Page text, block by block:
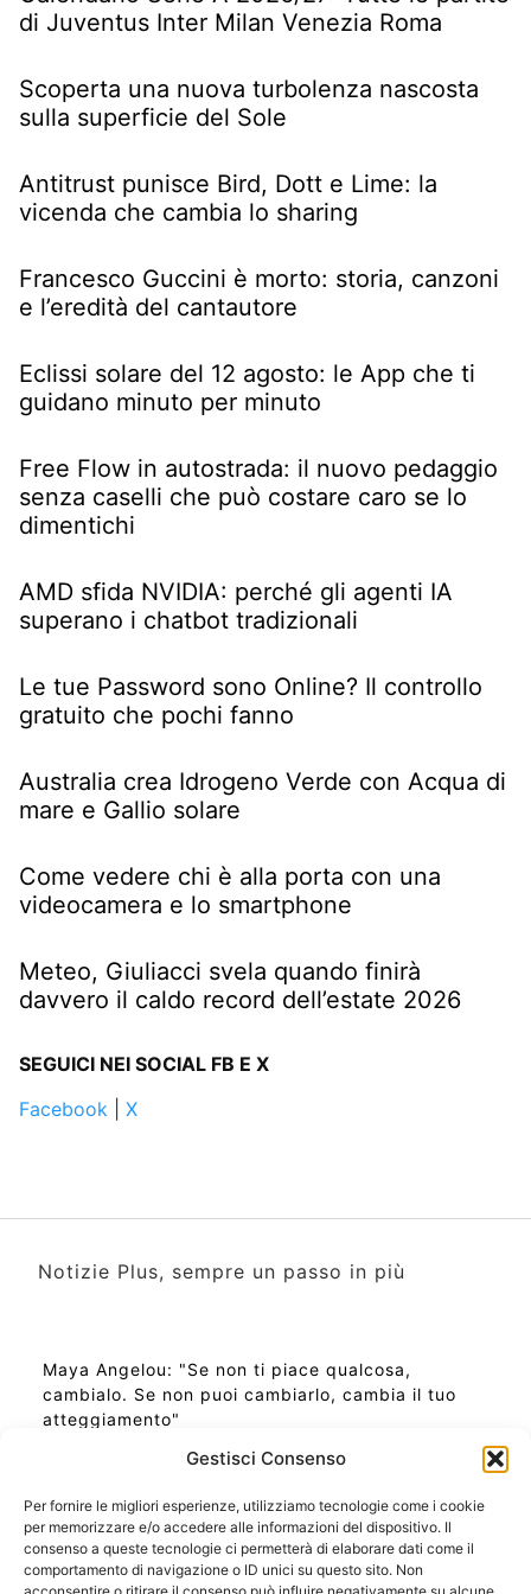
Gestisci Consenso
Per fornire le migliori esperienze, utilizziamo tecnologie come i cookie
per memorizzare e/o accedere alle informazioni del dispositivo. Il
consenso a queste tecnologie ci permetterà di elaborare dati come il
comportamento di navigazione o ID unici su questo sito. Non
di Juventus Inter Milan Venezia Roma
Scoperta una nuova turbolenza nascosta
sulla superficie del Sole
Antitrust punisce Bird, Dott e Lime: la
vicenda che cambia lo sharing
Francesco Guccini è morto: storia, canzoni
e l’eredità del cantautore
Eclissi solare del 12 agosto: le App che ti
guidano minuto per minuto
Free Flow in autostrada: il nuovo pedaggio
senza caselli che può costare caro se lo
dimentichi
AMD sfida NVIDIA: perché gli agenti IA
superano i chatbot tradizionali
Le tue Password sono Online? Il controllo
gratuito che pochi fanno
Australia crea Idrogeno Verde con Acqua di
mare e Gallio solare
Come vedere chi è alla porta con una
videocamera e lo smartphone
Meteo, Giuliacci svela quando finirà
davvero il caldo record dell’estate 2026
SEGUICI NEI SOCIAL FB E X
Facebook
X
Notizie Plus, sempre un passo in più
Maya Angelou: "Se non ti piace qualcosa,
cambialo. Se non puoi cambiarlo, cambia il tuo
atteggiamento"
Ora Esatta in Italia in questo momento
Ti Senti Strano Ultimamente? Potrebbe Essere per
la Risonanza di Schumann